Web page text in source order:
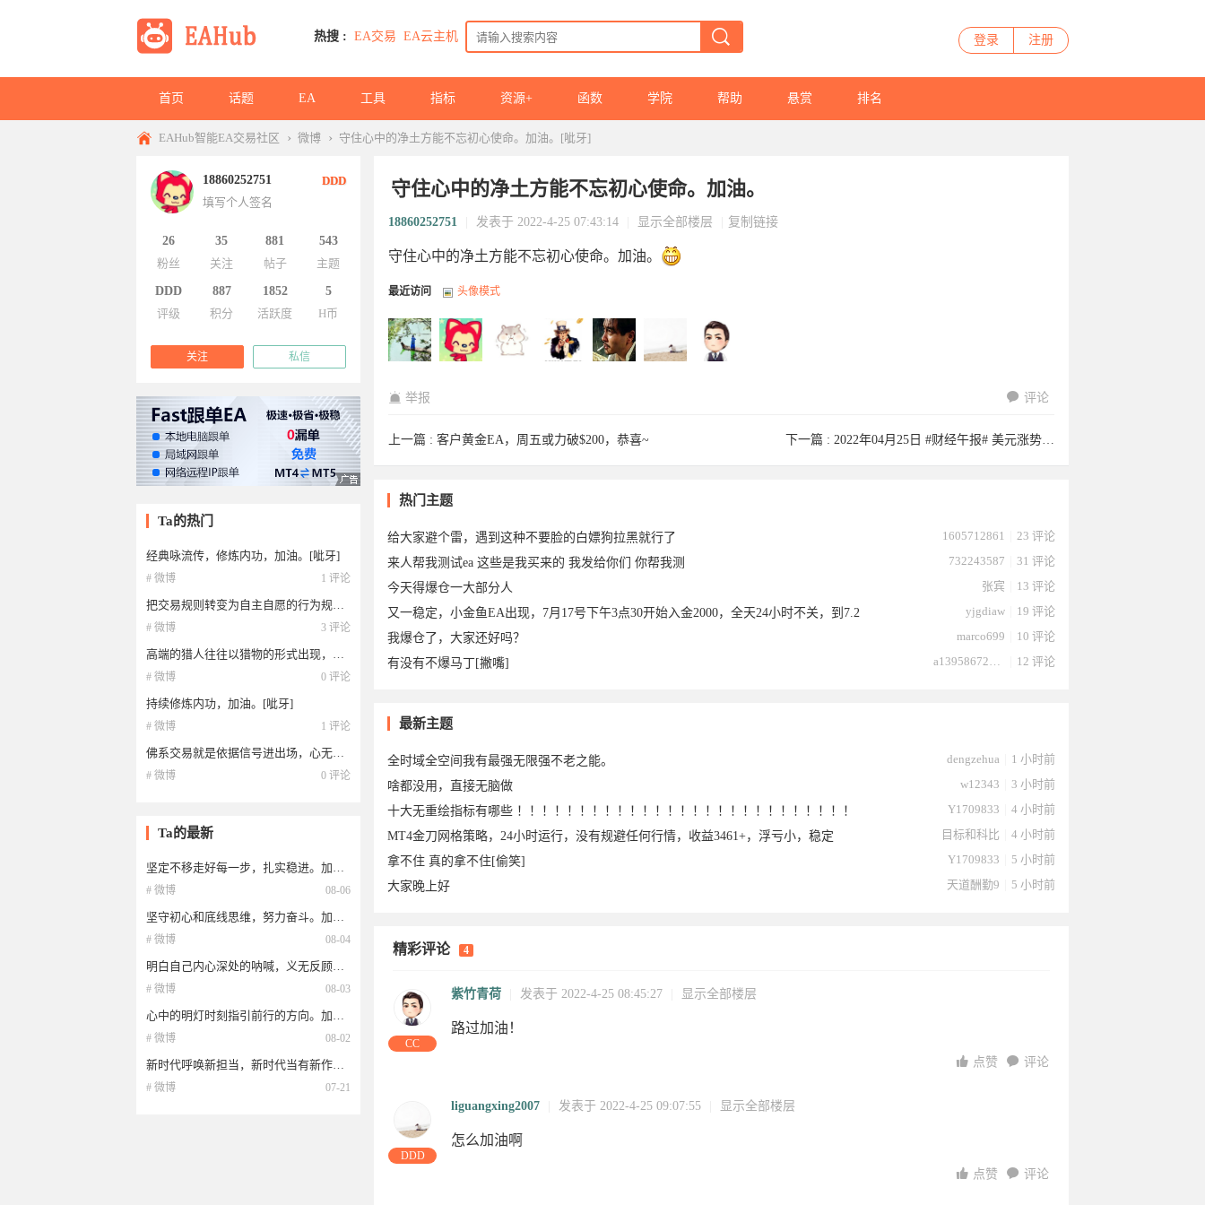
热搜 : EA交易 EA云主机 登录 注册
首页 话题 EA 工具 指标 资源+ 函数 学院 帮助 悬赏 排名
EAHub智能EA交易社区 › 微博 › 守住心中的净土方能不忘初心使命。加油。[呲牙]
守住心中的净土方能不忘初心使命。加油。
18860252751 发表于 2022-4-25 07:43:14 显示全部楼层 复制链接
守住心中的净土方能不忘初心使命。加油。
最近访问 头像模式
于2022-
05-05
751于
2022-04- 25 25 04-25 2022-04- 04-25
举报 评论
上一篇 : 客户黄金EA，周五或力破$200，恭喜~ 下一篇 : 2022年04月25日 #财经午报# 美元涨势如虹，俄乌“展开对话”， ...
热门主题
给大家避个雷，遇到这种不要脸的白嫖狗拉黑就行了 23 评论
1605712861
来人帮我测试ea 这些是我买来的 我发给你们 你帮我测
31 评论
732243587
今天得爆仓一大部分人
13 评论
张宾
又一稳定，小金鱼EA出现，7月17号下午3点30开始入金2000，全天24小时不关，到7.2
19 评论
yjgdiaw
我爆仓了，大家还好吗？
10 评论
marco699
有没有不爆马丁[撇嘴]
12 评论
a13958672232
最新主题
全时域全空间我有最强无限强不老之能。 1 小时前
dengzehua
啥都没用，直接无脑做
3 小时前
w12343
十大无重绘指标有哪些 ！！！！！！！！！！！！！！！！！！！！！！！！！！！
4 小时前
Y1709833
MT4金刀网格策略，24小时运行，没有规避任何行情，收益3461+，浮亏小，稳定
4 小时前
目标和科比
拿不住 真的拿不住[偷笑]
5 小时前
Y1709833
大家晚上好
5 小时前
天道酬勤9
精彩评论 4
CC
紫竹青荷 发表于 2022-4-25 08:45:27 显示全部楼层
路过加油！
点赞 评论
DDD
liguangxing2007 发表于 2022-4-25 09:07:55 显示全部楼层
怎么加油啊
点赞 评论
18860252751
DDD
填写个人签名
26
粉丝
35
关注
881
帖子
543
主题
DDD
评级
887
积分
1852
活跃度
5
H币
关注 私信
Ta的热门
经典咏流传，修炼内功，加油。[呲牙]
# 微博 1 评论
把交易规则转变为自主自愿的行为规范。加油。[呲牙]
# 微博 3 评论
高端的猎人往往以猎物的形式出现，快准狠，加油。[呲牙]
# 微博 0 评论
持续修炼内功，加油。[呲牙]
# 微博 1 评论
佛系交易就是依据信号进出场，心无杂念，悟透心中的禅。加油。[呲牙]
# 微博 0 评论
Ta的最新
坚定不移走好每一步，扎实稳进。加油。[呲牙]
# 微博 08-06
坚守初心和底线思维，努力奋斗。加油。[呲牙]
# 微博 08-04
明白自己内心深处的呐喊，义无反顾的执行下去。加油。[呲牙]
# 微博 08-03
心中的明灯时刻指引前行的方向。加油。[呲牙]
# 微博 08-02
新时代呼唤新担当，新时代当有新作为。加油。[呲牙]
# 微博 07-21